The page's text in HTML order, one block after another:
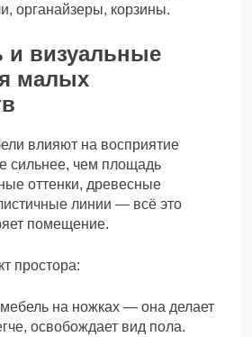
органайзеры, корзины.
и визуальные
малых
влияют на восприятие
сильнее, чем площадь
оттенки, древесные
линии — всё это
помещение.
простора:
на ножках — она делает
освобождает вид пола.